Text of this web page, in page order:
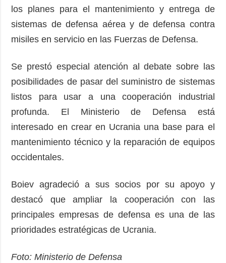
los planes para el mantenimiento y entrega de
sistemas de defensa aérea y de defensa contra
misiles en servicio en las Fuerzas de Defensa.
Se prestó especial atención al debate sobre las
posibilidades de pasar del suministro de sistemas
listos para usar a una cooperación industrial
profunda. El Ministerio de Defensa está
interesado en crear en Ucrania una base para el
mantenimiento técnico y la reparación de equipos
occidentales.
Boiev agradeció a sus socios por su apoyo y
destacó que ampliar la cooperación con las
principales empresas de defensa es una de las
prioridades estratégicas de Ucrania.
Foto: Ministerio de Defensa